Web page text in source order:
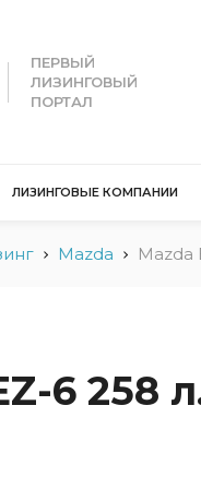
ПЕРВЫЙ
ЛИЗИНГОВЫЙ
ПОРТАЛ
лиц в
Лизинг
Водный
Для
ЛИЗИНГОВЫЕ КОМПАНИИ
Mazda Mazda
6 258